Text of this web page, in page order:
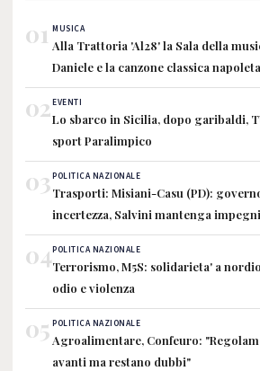
01 MUSICA
Alla Trattoria 'Al28' la Sala della
Daniele e la canzone classica
02EVENTI
Lo sbarco in Sicilia, dopo garibaldi,
sport Paralimpico
03POLITICA NAZIONALE
Trasporti: Misiani-Casu (PD):
incertezza, Salvini mantenga
04POLITICA NAZIONALE
Terrorismo, M5S: solidarieta' a
odio e violenza
05 POLITICA NAZIONALE
Agroalimentare, Confeuro:
avanti ma restano dubbi"